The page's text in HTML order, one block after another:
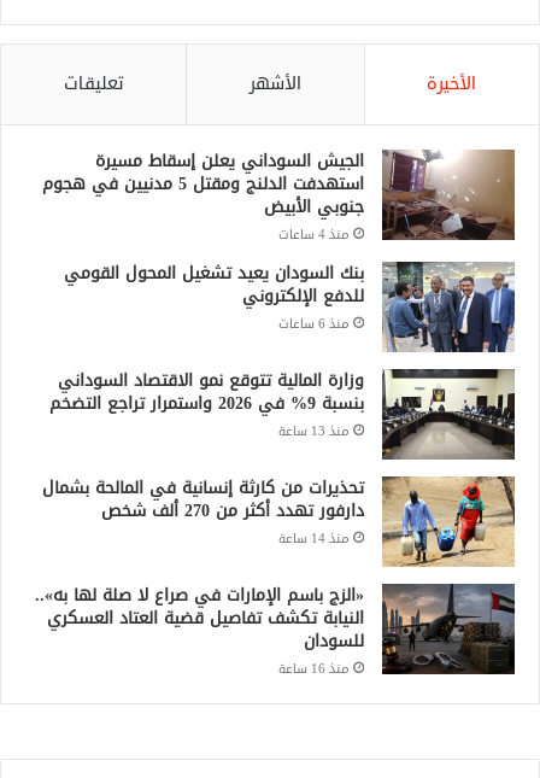
الأخيرة الأشهر تعليقات
الجيش السوداني يعلن إسقاط مسيرة
استهدفت الدلنج ومقتل 5 مدنيين في هجوم
جنوبي الأبيض
منذ 4 ساعات
بنك السودان يعيد تشغيل المحول القومي
للدفع الإلكتروني
منذ 6 ساعات
وزارة المالية تتوقع نمو الاقتصاد السوداني
بنسبة 9% في 2026 واستمرار تراجع التضخم
منذ 13 ساعة
تحذيرات من كارثة إنسانية في المالحة بشمال
دارفور تهدد أكثر من 270 ألف شخص
منذ 14 ساعة
«الزج باسم الإمارات في صراع لا صلة لها به»..
النيابة تكشف تفاصيل قضية العتاد العسكري
للسودان
منذ 16 ساعة